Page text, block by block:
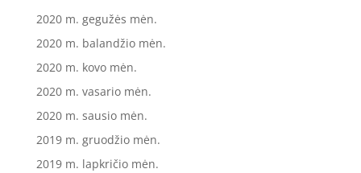
2020 m. gegužės mėn.
2020 m. balandžio mėn.
2020 m. kovo mėn.
2020 m. vasario mėn.
2020 m. sausio mėn.
2019 m. gruodžio mėn.
2019 m. lapkričio mėn.